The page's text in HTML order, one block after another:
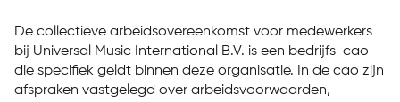
De collectieve arbeidsovereenkomst voor medewerkers
bij Universal Music International B.V. is een bedrijfs-cao
die specifiek geldt binnen deze organisatie. In de cao zijn
afspraken vastgelegd over arbeidsvoorwaarden,